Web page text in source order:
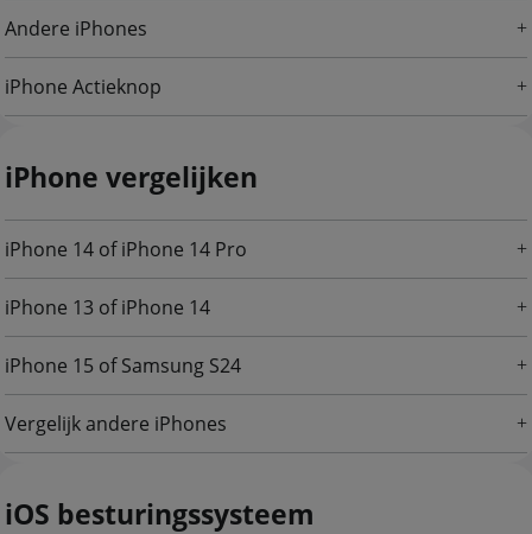
Andere iPhones
iPhone Actieknop
iPhone vergelijken
iPhone 14 of iPhone 14 Pro
iPhone 13 of iPhone 14
iPhone 15 of Samsung S24
Vergelijk andere iPhones
iOS besturingssysteem